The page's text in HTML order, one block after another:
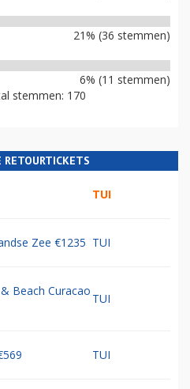
21% (36 stemmen)
6% (11 stemmen)
stemmen: 170
RETOURTICKETS
TUI
Zee €1235 TUI
Beach Curacao
TUI
TUI